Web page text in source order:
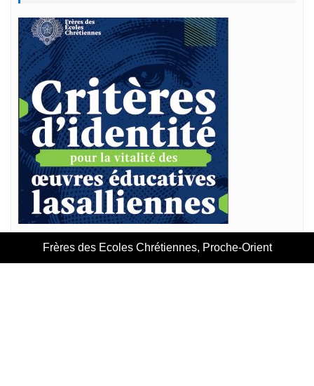
Frères des Ecoles Chrétiennes, Proche-Orient